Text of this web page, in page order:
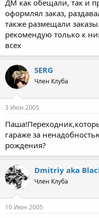
ДМ как обещали, так и
оформлял заказ,
также размещали
рекомендую только к
всех
SERG
Член Клуба
3 Июн 2005
гараже за
рождения?
Dmitriy aka
Член Клуба
10 Июн 2005